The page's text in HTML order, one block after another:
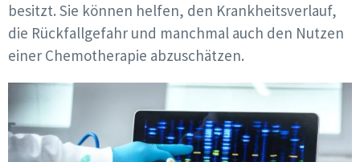
besitzt. Sie können helfen, den Krankheitsverlauf,
die Rückfallgefahr und manchmal auch den Nutzen
einer Chemotherapie abzuschätzen.